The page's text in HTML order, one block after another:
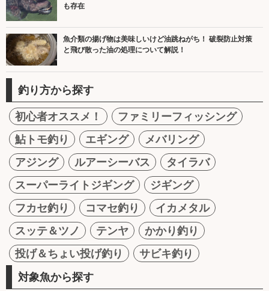
も存在
魚介類の揚げ物は美味しいけど油跳ねがち！ 破裂防止対策
と飛び散った油の処理について解説！
釣り方から探す
初心者オススメ！
ファミリーフィッシング
鮎トモ釣り
エギング
メバリング
アジング
ルアーシーバス
タイラバ
スーパーライトジギング
ジギング
フカセ釣り
コマセ釣り
イカメタル
スッテ＆ツノ
テンヤ
かかり釣り
投げ＆ちょい投げ釣り
サビキ釣り
対象魚から探す